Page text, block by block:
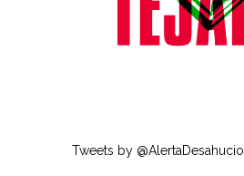
Tweets by @AlertaDesahucio